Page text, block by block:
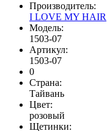
Производитель:
I LOVE MY HAIR
Модель:
1503-07
Артикул:
1503-07
0
Страна:
Тайвань
Цвет:
розовый
Щетинки: